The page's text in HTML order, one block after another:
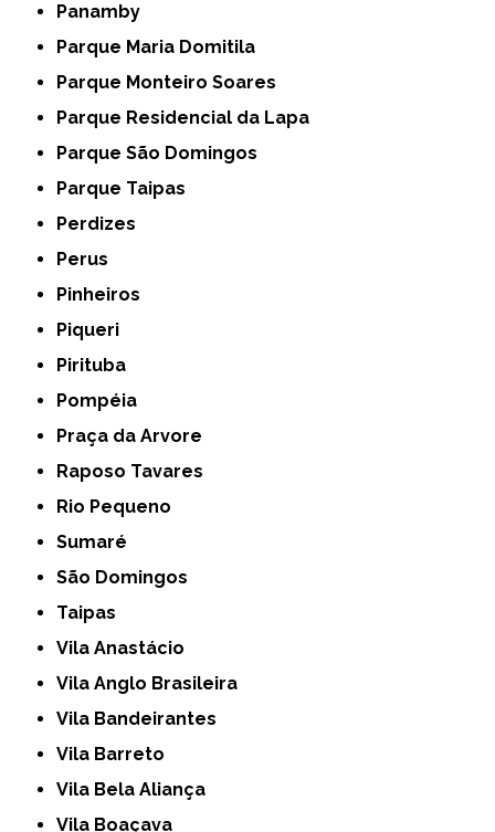
Panamby
Parque Maria Domitila
Parque Monteiro Soares
Parque Residencial da Lapa
Parque São Domingos
Parque Taipas
Perdizes
Perus
Pinheiros
Piqueri
Pirituba
Pompéia
Praça da Arvore
Raposo Tavares
Rio Pequeno
Sumaré
São Domingos
Taipas
Vila Anastácio
Vila Anglo Brasileira
Vila Bandeirantes
Vila Barreto
Vila Bela Aliança
Vila Boaçava